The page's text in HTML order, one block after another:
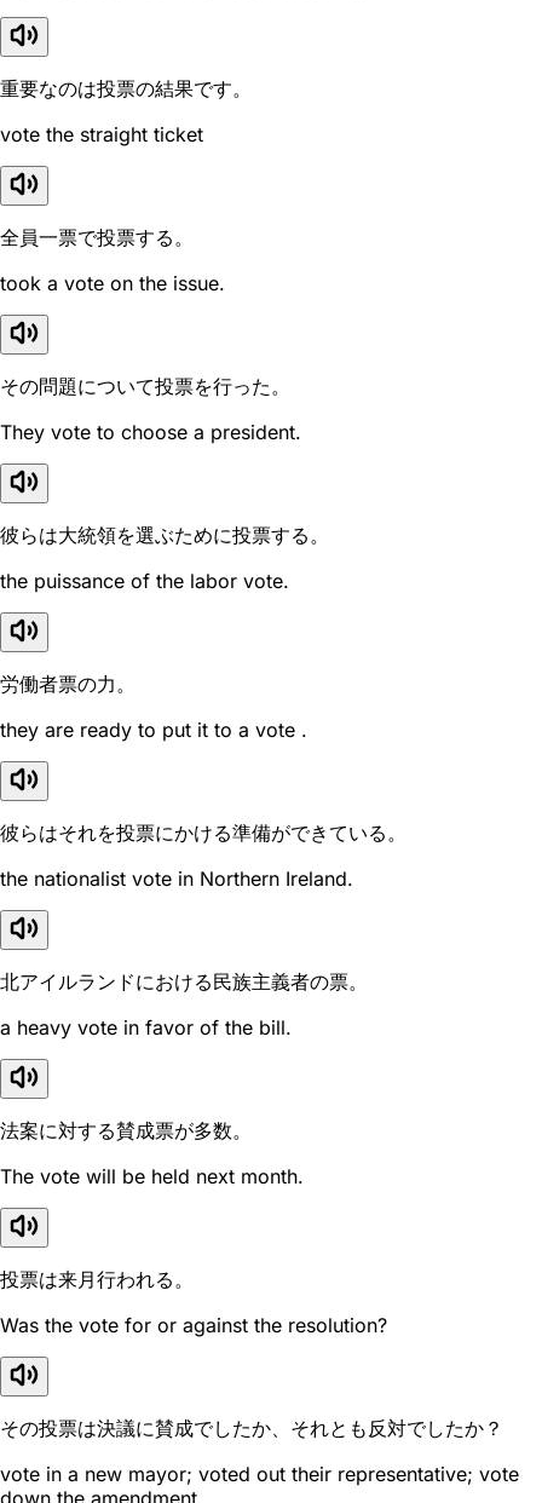
重要なのは投票の結果です。
vote the straight ticket
全員一票で投票する。
took a vote on the issue.
その問題について投票を行った。
They vote to choose a president.
彼らは大統領を選ぶために投票する。
the puissance of the labor vote.
労働者票の力。
they are ready to put it to a vote .
彼らはそれを投票にかける準備ができている。
the nationalist vote in Northern Ireland.
北アイルランドにおける民族主義者の票。
a heavy vote in favor of the bill.
法案に対する賛成票が多数。
The vote will be held next month.
投票は来月行われる。
Was the vote for or against the resolution?
その投票は決議に賛成でしたか、それとも反対でしたか？
vote in a new mayor; voted out their representative; vote